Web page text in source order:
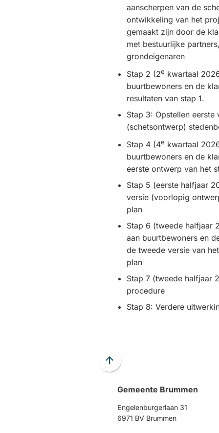
aanscherpen van de
ontwikkeling van het
gemaakt zijn door de
met bestuurlijke
grondeigenaren
Stap 2 (2e kwartaal
buurtbewoners en de
resultaten van stap 1.
Stap 3: Opstellen eerste
(schetsontwerp)
Stap 4 (4e kwartaal
buurtbewoners en de
eerste ontwerp van het
Stap 5 (eerste halfjaar
versie (voorlopig
plan
Stap 6 (tweede halfjaar
aan buurtbewoners en
de tweede versie van
plan
Stap 7 (tweede halfjaar
procedure
Stap 8: Verdere
Scroll
boven
het
Gemeente Brummen
Engelenburgerlaan 31
6971 BV Brummen